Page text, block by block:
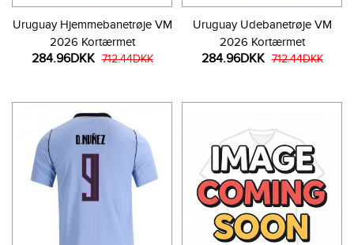
Uruguay Hjemmebanetrøje VM
2026 Kortærmet
284.96DKK 712.44DKK
Uruguay Udebanetrøje VM
2026 Kortærmet
284.96DKK 712.44DKK